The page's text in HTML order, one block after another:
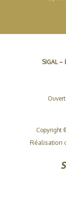
SIGAL –
Copyright
Réalisation